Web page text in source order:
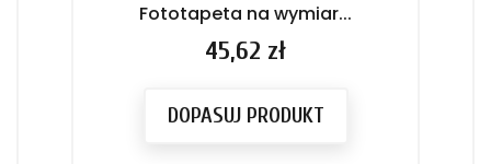
Fototapeta na wymiar...
Cena
45,62 zł
DOPASUJ PRODUKT